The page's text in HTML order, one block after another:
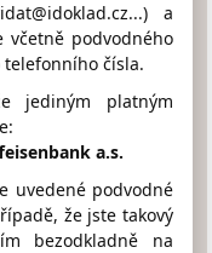
2 Body 3 Body
a
podvodného
čísla.
jediným platným
a.s.
uvedené podvodné
že jste takový
bezodkladně na